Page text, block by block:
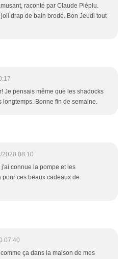
raconté par Claude Piéplu.
drap de bain brodé. Bon Jeudi tout
Je pensais même que les shadocks
longtemps. Bonne fin de semaine.
2020 08:10
connue la pompe et les
pour ces beaux cadeaux de
07:40
ça dans la maison de mes